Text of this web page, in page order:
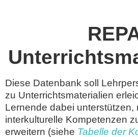
Diese Datenbank soll
zu Unterrichtsmaterialien
Lernende dabei unterstützen,
interkulturelle Kompetenzen
erweitern (siehe Tabelle der